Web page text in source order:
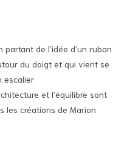
de l’idée d’un ruban
du doigt et qui vient se
et l’équilibre sont
les créations de Marion